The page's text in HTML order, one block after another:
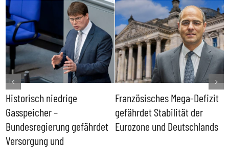
Mega-Defizit
der
Rechtsanspruch auf
Ganztagsbetreuung für
Schulkinder löst keine
Probleme
Sönke Rix
Trümmerhaufen
Ideologisches